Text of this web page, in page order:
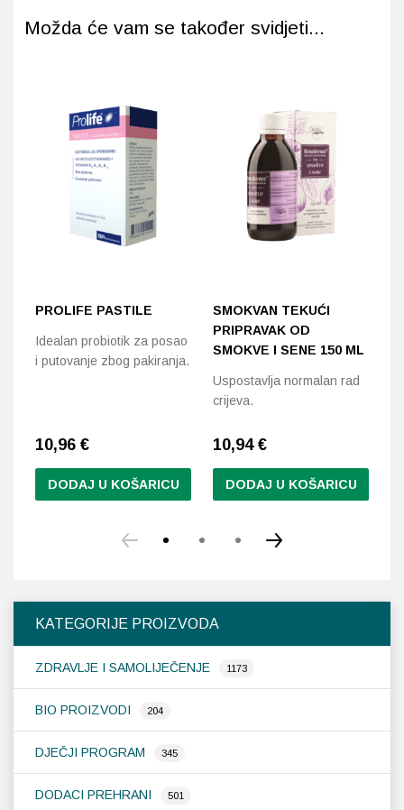
KATEGORIJE PROIZVODA
ZDRAVLJE I SAMOLIJEČENJE 1173
BIO PROIZVODI 204
DJEČJI PROGRAM 345
DODACI PREHRANI 501
Možda će vam se također svidjeti...
PROLIFE PASTILE
Idealan probiotik za posao
i putovanje zbog pakiranja.
10,96 €
DODAJ U KOŠARICU
SMOKVAN TEKUĆI
PRIPRAVAK OD
SMOKVE I SENE 150 ML
Uspostavlja normalan rad
crijeva.
10,94 €
DODAJ U KOŠARICU